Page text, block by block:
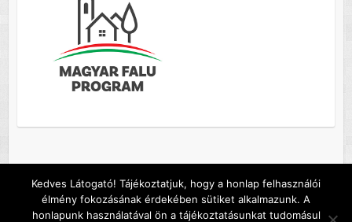
Copyright © 2026Szőc község honlapja . A sablont készítette:Colorlib
Működteti:WordPress
Kedves Látogató! Tájékoztatjuk, hogy a honlap felhasználói
élmény fokozásának érdekében sütiket alkalmazunk. A
honlapunk használatával ön a tájékoztatásunkat tudomásul